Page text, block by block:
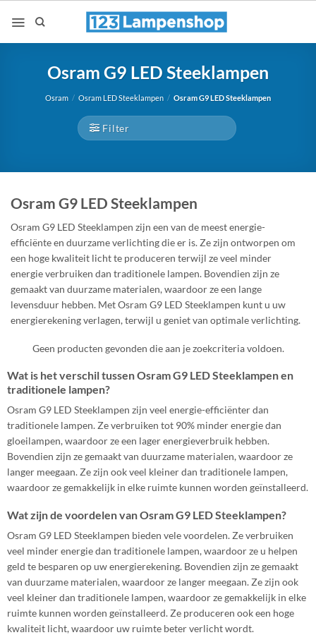
naar
Osram G9 LED Steeklampen
Osram / Osram LED Steeklampen / Osram G9 LED Steeklampen
Filter
Osram G9 LED Steeklampen
Osram G9 LED Steeklampen zijn een van de meest energie-
efficiënte en duurzame verlichting die er is. Ze zijn ontworpen om
een hoge kwaliteit licht te produceren terwijl ze veel minder
energie verbruiken dan traditionele lampen. Bovendien zijn ze
gemaakt van duurzame materialen, waardoor ze een lange
levensduur hebben. Met Osram G9 LED Steeklampen kunt u uw
energierekening verlagen, terwijl u geniet van optimale verlichting.
Geen producten gevonden die aan je zoekcriteria voldoen.
Wat is het verschil tussen Osram G9 LED Steeklampen en
traditionele lampen?
Osram G9 LED Steeklampen zijn veel energie-efficiënter dan
traditionele lampen. Ze verbruiken tot 90% minder energie dan
gloeilampen, waardoor ze een lager energieverbruik hebben.
Bovendien zijn ze gemaakt van duurzame materialen, waardoor ze
langer meegaan. Ze zijn ook veel kleiner dan traditionele lampen,
waardoor ze gemakkelijk in elke ruimte kunnen worden geïnstalleerd.
Wat zijn de voordelen van Osram G9 LED Steeklampen?
Osram G9 LED Steeklampen bieden vele voordelen. Ze verbruiken
veel minder energie dan traditionele lampen, waardoor ze u helpen
geld te besparen op uw energierekening. Bovendien zijn ze gemaakt
van duurzame materialen, waardoor ze langer meegaan. Ze zijn ook
veel kleiner dan traditionele lampen, waardoor ze gemakkelijk in elke
ruimte kunnen worden geïnstalleerd. Ze produceren ook een hoge
kwaliteit licht, waardoor uw ruimte beter verlicht wordt.